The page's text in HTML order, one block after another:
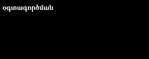
օգտագործման